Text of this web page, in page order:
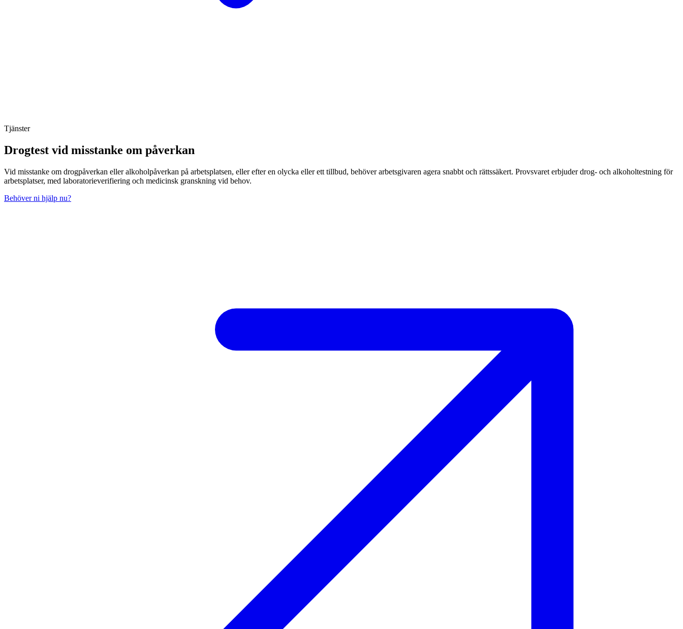
Tjänster
Drogtest vid misstanke om påverkan
Vid misstanke om drogpåverkan eller alkoholpåverkan på arbetsplatsen, eller efter en olycka eller ett tillbud, behöver arbetsgivaren agera snabbt och rättssäkert. Provsvaret erbjuder drog- och alkoholtestning för
arbetsplatser, med laboratorieverifiering och medicinsk granskning vid behov.
Behöver ni hjälp nu?